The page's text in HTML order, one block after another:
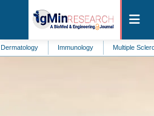
Immunology Multiple Sclerosis